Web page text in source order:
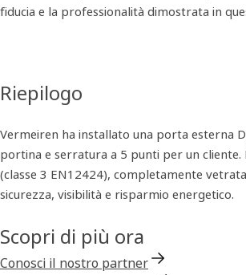
fiducia e la professionalità dimostrata in
Riepilogo
Vermeiren ha installato una porta esterna
portina e serratura a 5 punti per un cliente.
(classe 3 EN12424), completamente
sicurezza, visibilità e risparmio energetico.
Scopri di più ora
Conosci il nostro partner